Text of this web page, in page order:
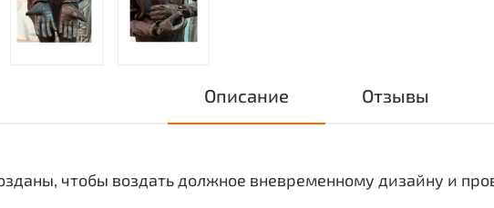
Описание Отзывы
чтобы воздать должное вневременному дизайну и